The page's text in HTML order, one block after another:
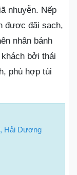
nhuyễn. Nếp
được đãi sạch,
nhân bánh
bởi thái
phù hợp túi
Hải Dương